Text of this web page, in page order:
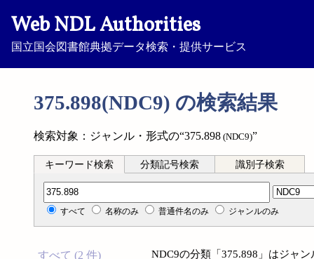
Web NDL Authorities
国立国会図書館典拠データ検索・提供サービス
375.898(NDC9) の検索結果
検索対象：ジャンル・形式の“375.898 (NDC9)”
キーワード検索 分類記号検索 識別子検索
分類記号検索
すべて 名称のみ 普通件名のみ ジャンルのみ
すべて (2 件)
NDC9の分類「375.898」はジャ